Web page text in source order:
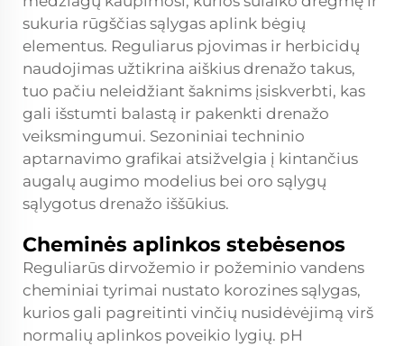
sukuria rūgščias sąlygas aplink bėgių
elementus. Reguliarus pjovimas ir herbicidų
naudojimas užtikrina aiškius drenažo takus,
tuo pačiu neleidžiant šaknims įsiskverbti, kas
gali išstumti balastą ir pakenkti drenažo
veiksmingumui. Sezoniniai techninio
aptarnavimo grafikai atsižvelgia į kintančius
augalų augimo modelius bei oro sąlygų
sąlygotus drenažo iššūkius.
Cheminės aplinkos stebėsenos
Reguliarūs dirvožemio ir požeminio vandens
cheminiai tyrimai nustato korozines sąlygas,
kurios gali pagreitinti vinčių nusidėvėjimą virš
normalių aplinkos poveikio lygių. pH